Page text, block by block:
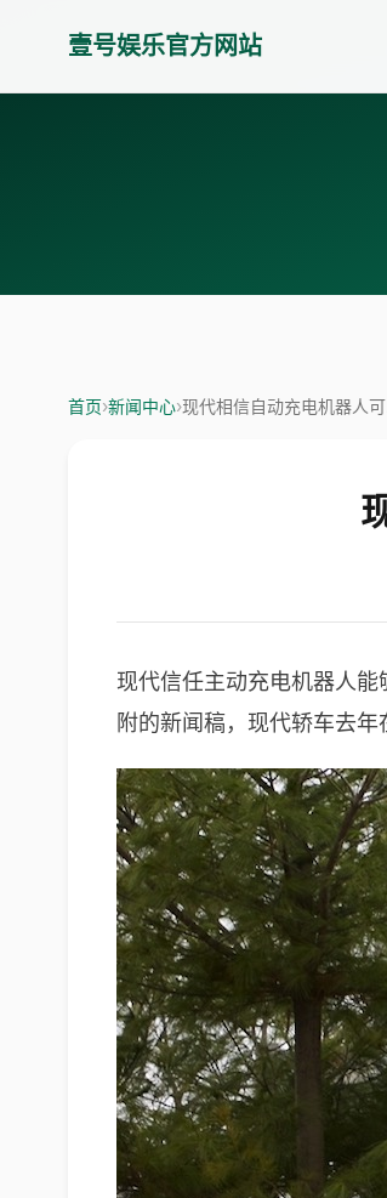
壹号娱乐官方网站
首页›新闻中心›现代相信自动充电机器人
现代信任主动充电机器人
附的新闻稿，现代轿车去